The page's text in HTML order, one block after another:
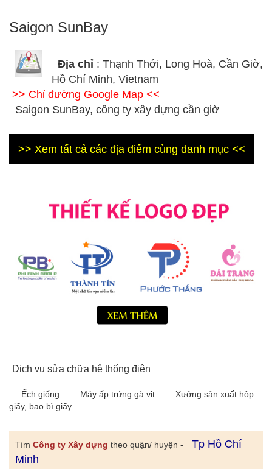
Saigon SunBay
Địa chỉ : Thạnh Thới, Long Hoà, Cần Giờ,
Hồ Chí Minh, Vietnam
>> Chỉ đường Google Map <<
Saigon SunBay, công ty xây dựng cần giờ
>> Xem tất cả các địa điểm cùng danh mục <<
Dịch vụ sửa chữa hệ thống điện
Ếch giống Máy ấp trứng gà vịt
Xưởng sản xuất hộp
giấy, bao bì giấy
Tìm Công ty Xây dựng theo quận/ huyện -
Tp Hồ Chí
Minh